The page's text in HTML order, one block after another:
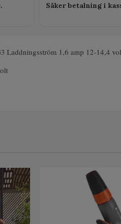
Säker betalning i
Laddningsström 1,6 amp 12-14,4